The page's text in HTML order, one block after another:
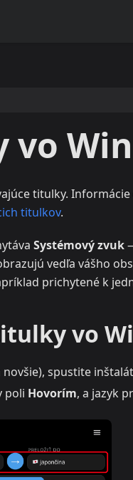
titulky.
titulkov.
Systémový zvuk
vedľa vášho
prichytené k
vo
novšie), spustite
poli Hovorím, a jazyk